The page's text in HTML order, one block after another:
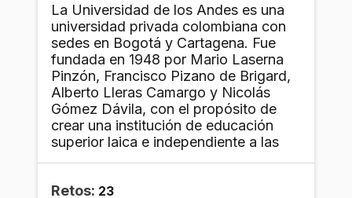
La Universidad de los Andes es una
universidad privada colombiana con
sedes en Bogotá y Cartagena. Fue
fundada en 1948 por Mario Laserna
Pinzón, Francisco Pizano de Brigard,
Alberto Lleras Camargo y Nicolás
Gómez Dávila, con el propósito de
crear una institución de educación
superior laica e independiente a las
profesores, de los cuales el 73%
Retos: 23